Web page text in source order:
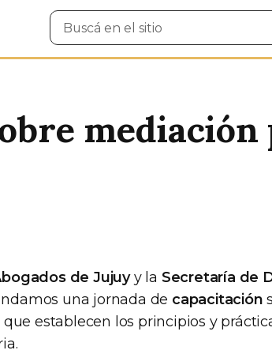
Buscar
en
de Jujuyy la Secretaría de
una jornada de capacitación
que establecen los principios y